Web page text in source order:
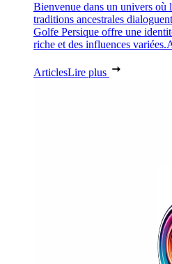
Bienvenue dans un univers où
traditions ancestrales
Golfe Persique offre une
riche et des influences
ArticlesLire plus